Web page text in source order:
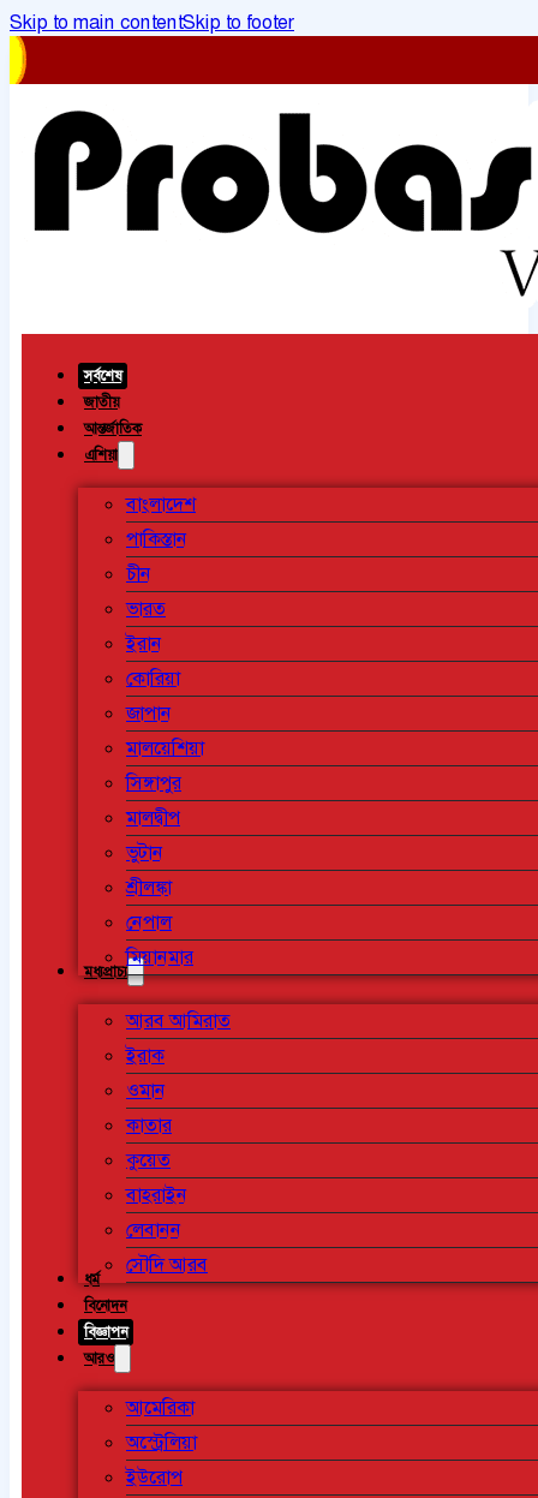
Skip to main contentSkip to footer
সর্বশেষ
জাতীয়
আন্তর্জাতিক
এশিয়া
বাংলাদেশ
পাকিস্তান
চীন
ভারত
ইরান
কোরিয়া
জাপান
মালয়েশিয়া
সিঙ্গাপুর
মালদ্বীপ
ভুটান
শ্রীলঙ্কা
নেপাল
মিয়ানমার
মধ্যপ্রাচ্য
আরব আমিরাত
ইরাক
ওমান
কাতার
কুয়েত
বাহরাইন
লেবানন
সৌদি আরব
ধর্ম
বিনোদন
বিজ্ঞাপন
আরও
আমেরিকা
অস্ট্রেলিয়া
ইউরোপ